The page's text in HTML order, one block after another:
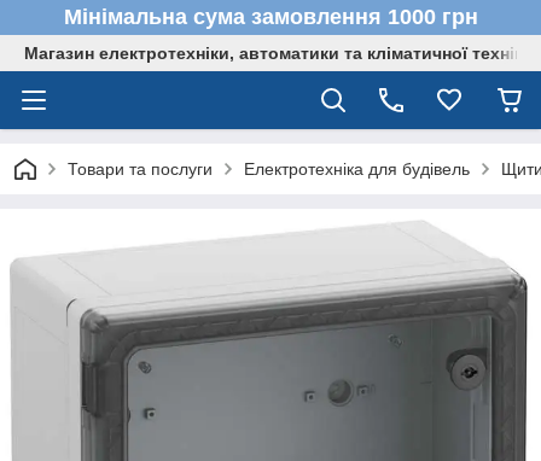
Мінімальна сума замовлення 1000 грн
Магазин електротехніки, автоматики та кліматичної техніки
Товари та послуги Електротехніка для будівель